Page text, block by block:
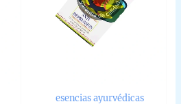
esencias ayurvédicas